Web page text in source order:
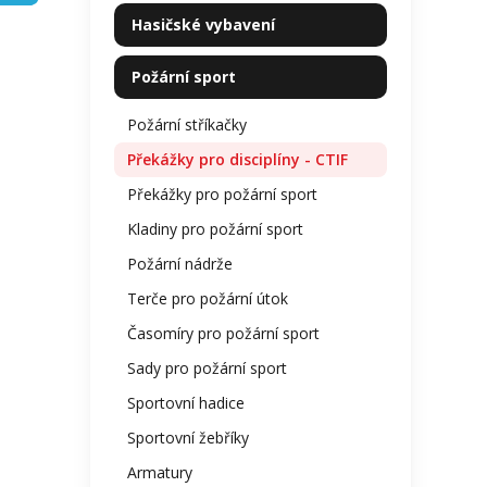
kategorie
Hasičské vybavení
Požární sport
Požární stříkačky
Překážky pro disciplíny - CTIF
Překážky pro požární sport
Kladiny pro požární sport
Požární nádrže
Terče pro požární útok
Časomíry pro požární sport
Sady pro požární sport
Sportovní hadice
Sportovní žebříky
Armatury